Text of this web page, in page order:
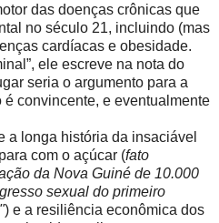
das doenças crônicas que
no século 21, incluindo (mas
cardíacas e obesidade.
ele escreve na nota do
seria o argumento para a
convincente, e eventualmente
a longa história da insaciável
com o açúcar (fato
da Nova Guiné de 10.000
sexual do primeiro
) e a resiliência econômica dos